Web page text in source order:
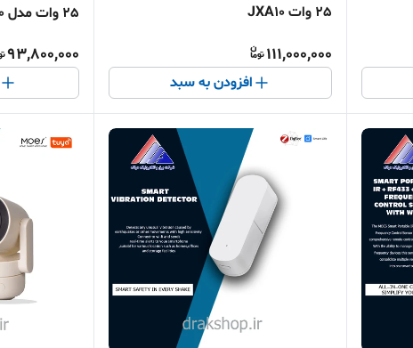
25 وات JXA10
111,000,000
افزودن به سبد
25 وات مدل JXC10
93,800,000